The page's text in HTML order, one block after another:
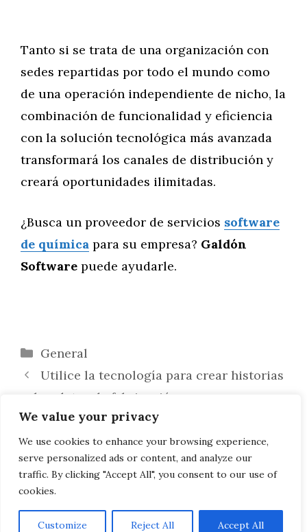
We value your privacy
We use cookies to enhance your browsing experience,
serve personalized ads or content, and analyze our
traffic. By clicking "Accept All", you consent to our use of
cookies.
Customize Reject All Accept All
Tanto si se trata de una organización con
sedes repartidas por todo el mundo como
de una operación independiente de nicho, la
combinación de funcionalidad y eficiencia
con la solución tecnológica más avanzada
transformará los canales de distribución y
creará oportunidades ilimitadas.
¿Busca un proveedor de servicios software
de química para su empresa? Galdón
Software puede ayudarle.
Categorías
General
Utilice la tecnología para crear historias
sobre datos de fabricación
3 áreas clave para lograr un mayor
retorno de la inversión en su ERP de
fabricación II